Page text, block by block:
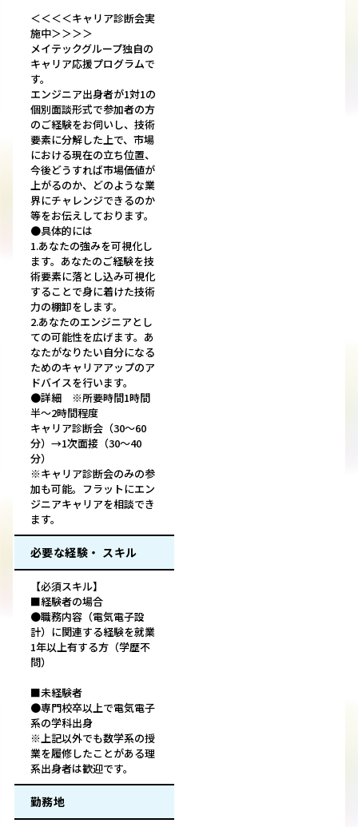
＜＜＜＜キャリア診断会実
施中＞＞＞＞
メイテックグループ独自の
キャリア応援プログラムで
す。
エンジニア出身者が1対1の
個別面談形式で参加者の方
のご経験をお伺いし、技術
要素に分解した上で、市場
における現在の立ち位置、
今後どうすれば市場価値が
上がるのか、どのような業
界にチャレンジできるのか
等をお伝えしております。
●具体的には
1.あなたの強みを可視化し
ます。あなたのご経験を技
術要素に落とし込み可視化
することで身に着けた技術
力の棚卸をします。
2.あなたのエンジニアとし
ての可能性を広げます。あ
なたがなりたい自分になる
ためのキャリアアップのア
ドバイスを行います。
●詳細 ※所要時間1時間
半～2時間程度
キャリア診断会（30～60
分）→1次面接（30～40
分）
※キャリア診断会のみの参
加も可能。フラットにエン
ジニアキャリアを相談でき
ます。
必要な経験・ スキル
【必須スキル】
■経験者の場合
●職務内容（電気電子設
計）に関連する経験を就業
1年以上有する方（学歴不
問）
■未経験者
●専門校卒以上で電気電子
系の学科出身
※上記以外でも数学系の授
業を履修したことがある理
系出身者は歓迎です。
勤務地